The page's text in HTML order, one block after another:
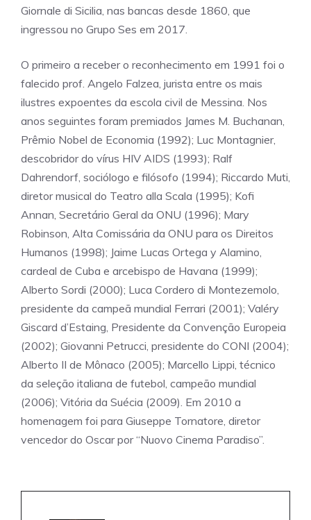
Giornale di Sicilia, nas bancas desde 1860, que
ingressou no Grupo Ses em 2017.
O primeiro a receber o reconhecimento em 1991 foi o
falecido prof. Angelo Falzea, jurista entre os mais
ilustres expoentes da escola civil de Messina. Nos
anos seguintes foram premiados James M. Buchanan,
Prêmio Nobel de Economia (1992); Luc Montagnier,
descobridor do vírus HIV AIDS (1993); Ralf
Dahrendorf, sociólogo e filósofo (1994); Riccardo Muti,
diretor musical do Teatro alla Scala (1995); Kofi
Annan, Secretário Geral da ONU (1996); Mary
Robinson, Alta Comissária da ONU para os Direitos
Humanos (1998); Jaime Lucas Ortega y Alamino,
cardeal de Cuba e arcebispo de Havana (1999);
Alberto Sordi (2000); Luca Cordero di Montezemolo,
presidente da campeã mundial Ferrari (2001); Valéry
Giscard d’Estaing, Presidente da Convenção Europeia
(2002); Giovanni Petrucci, presidente do CONI (2004);
Alberto II de Mônaco (2005); Marcello Lippi, técnico
da seleção italiana de futebol, campeão mundial
(2006); Vitória da Suécia (2009). Em 2010 a
homenagem foi para Giuseppe Tornatore, diretor
vencedor do Oscar por “Nuovo Cinema Paradiso”.